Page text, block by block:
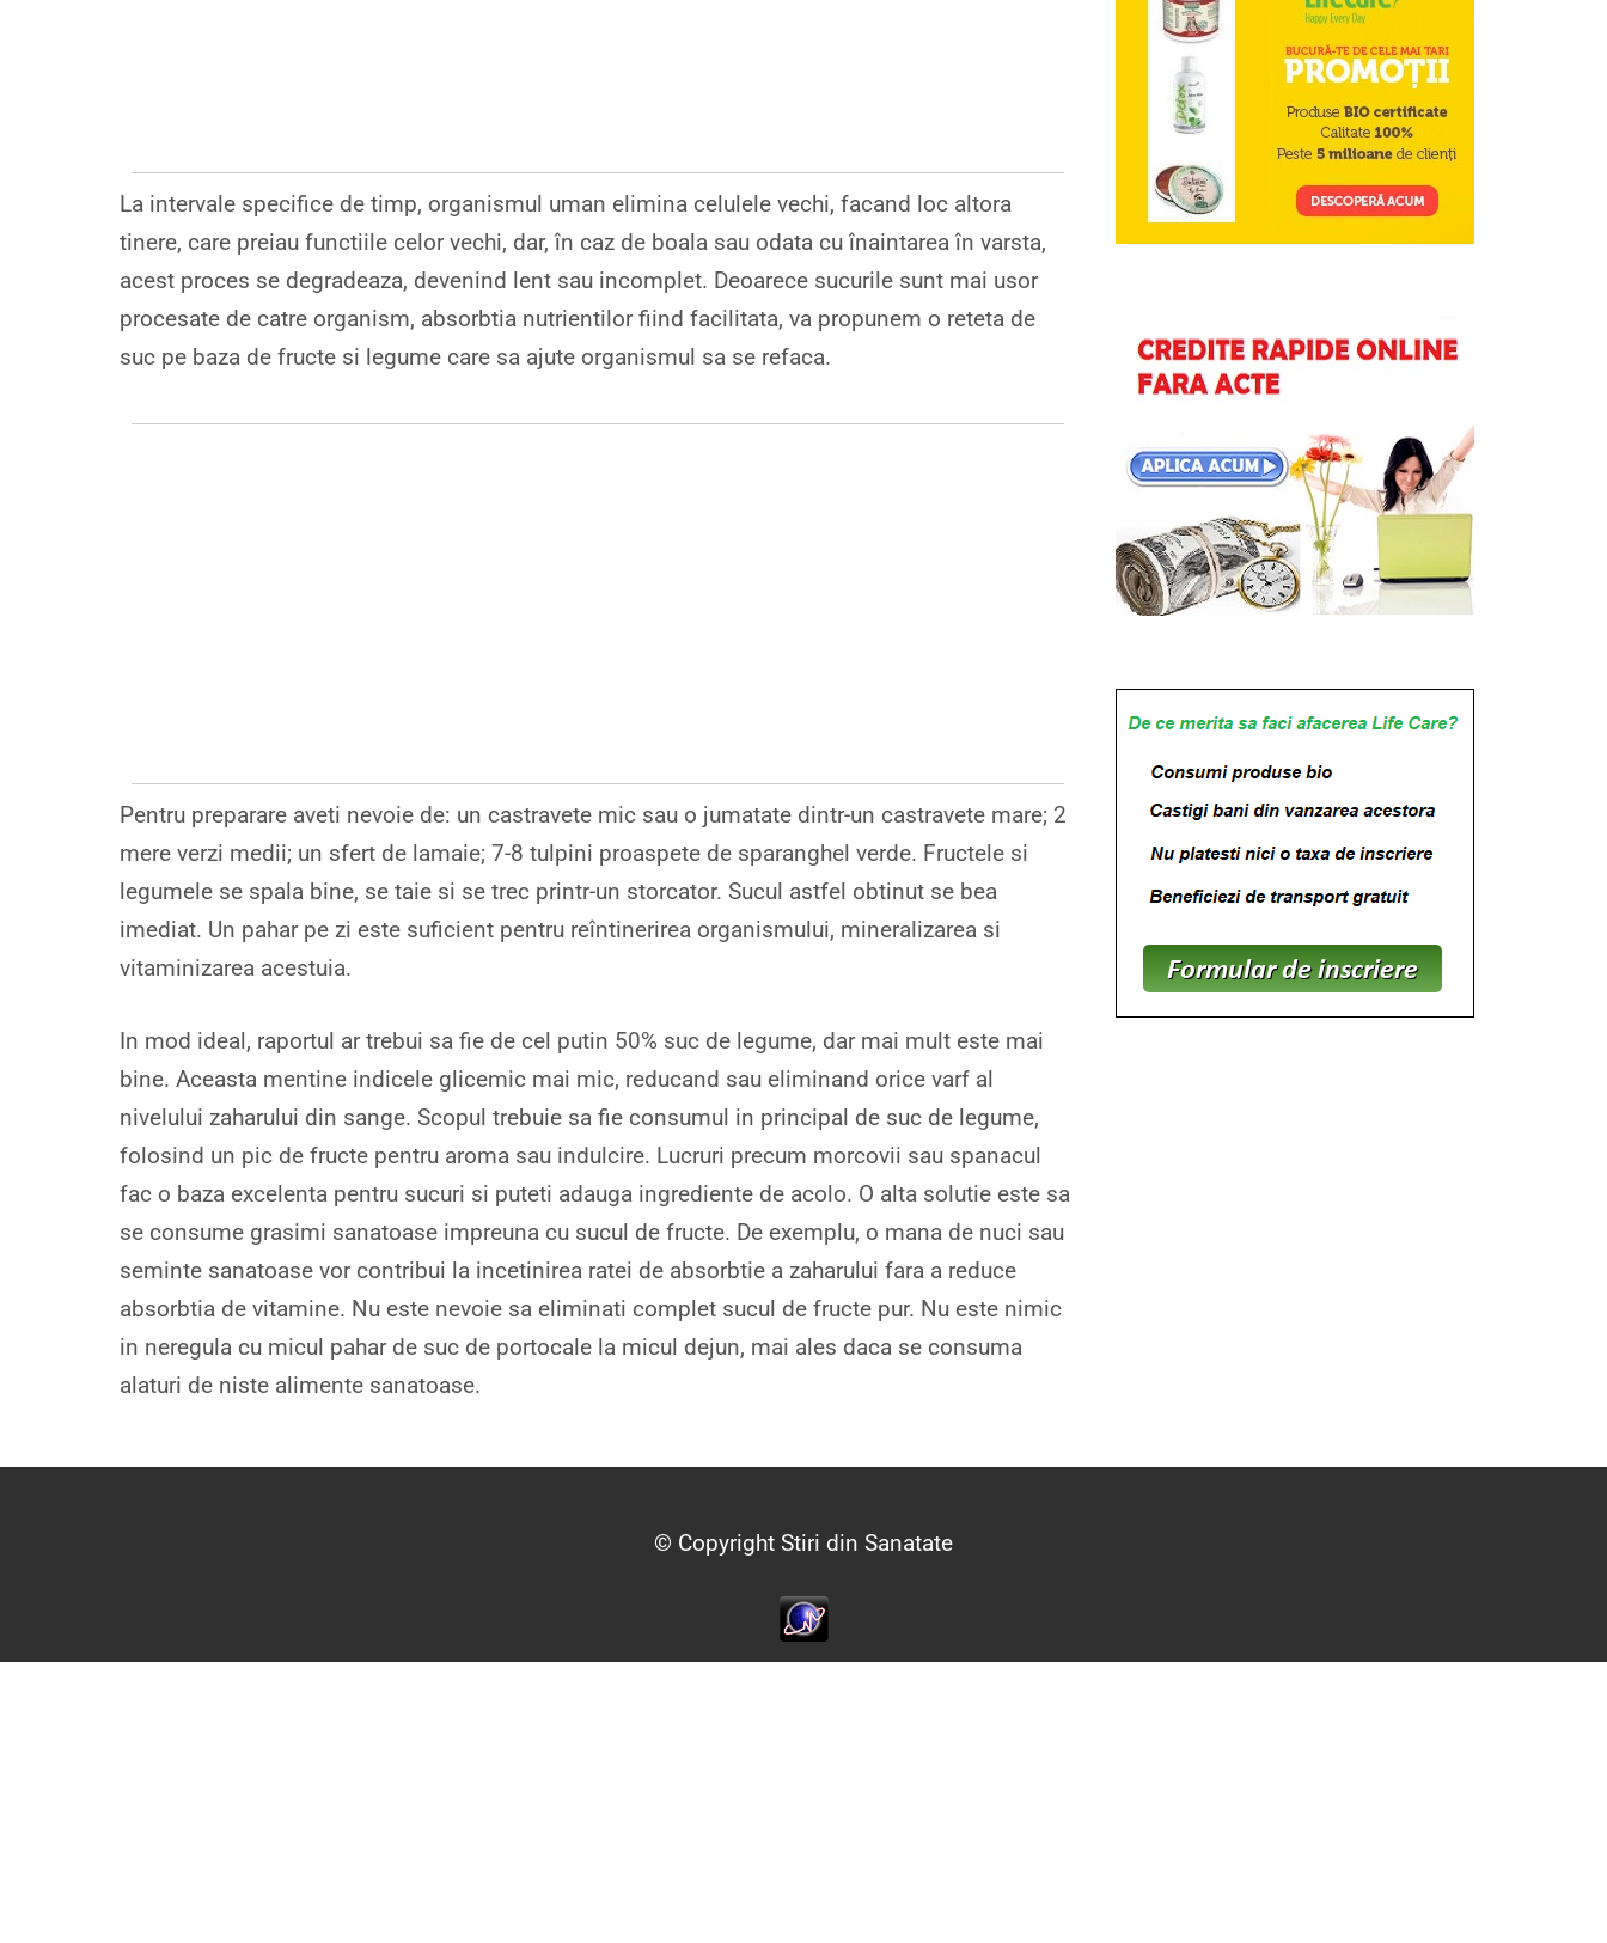
La intervale specifice de timp, organismul uman elimina celulele vechi, facand loc altora
tinere, care preiau functiile celor vechi, dar, în caz de boala sau odata cu înaintarea în varsta,
acest proces se degradeaza, devenind lent sau incomplet. Deoarece sucurile sunt mai usor
procesate de catre organism, absorbtia nutrientilor fiind facilitata, va propunem o reteta de
suc pe baza de fructe si legume care sa ajute organismul sa se refaca.
Pentru preparare aveti nevoie de: un castravete mic sau o jumatate dintr-un castravete mare; 2
mere verzi medii; un sfert de lamaie; 7-8 tulpini proaspete de sparanghel verde. Fructele si
legumele se spala bine, se taie si se trec printr-un storcator. Sucul astfel obtinut se bea
imediat. Un pahar pe zi este suficient pentru reîntinerirea organismului, mineralizarea si
vitaminizarea acestuia.
In mod ideal, raportul ar trebui sa fie de cel putin 50% suc de legume, dar mai mult este mai
bine. Aceasta mentine indicele glicemic mai mic, reducand sau eliminand orice varf al
nivelului zaharului din sange. Scopul trebuie sa fie consumul in principal de suc de legume,
folosind un pic de fructe pentru aroma sau indulcire. Lucruri precum morcovii sau spanacul
fac o baza excelenta pentru sucuri si puteti adauga ingrediente de acolo. O alta solutie este sa
se consume grasimi sanatoase impreuna cu sucul de fructe. De exemplu, o mana de nuci sau
seminte sanatoase vor contribui la incetinirea ratei de absorbtie a zaharului fara a reduce
absorbtia de vitamine. Nu este nevoie sa eliminati complet sucul de fructe pur. Nu este nimic
in neregula cu micul pahar de suc de portocale la micul dejun, mai ales daca se consuma
alaturi de niste alimente sanatoase.
© Copyright Stiri din Sanatate